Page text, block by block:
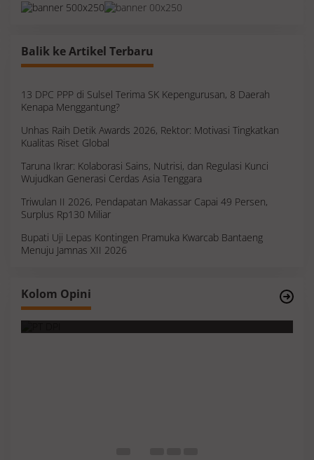
Balik ke Artikel Terbaru
13 DPC PPP di Sulsel Terima SK Kepengurusan, 8 Daerah
Kenapa Menggantung?
Unhas Raih Detik Awards 2026, Rektor: Motivasi Tingkatkan
Kualitas Riset Global
Taruna Ikrar: Kolaborasi Sains, Nutrisi, dan Regulasi Kunci
Wujudkan Generasi Cerdas Asia Tenggara
Triwulan II 2026, Pendapatan Makassar Capai 49 Persen,
Surplus Rp130 Miliar
Bupati Uji Lepas Kontingen Pramuka Kwarcab Bantaeng
Menuju Jamnas XII 2026
Kolom Opini
Membaca Realitas